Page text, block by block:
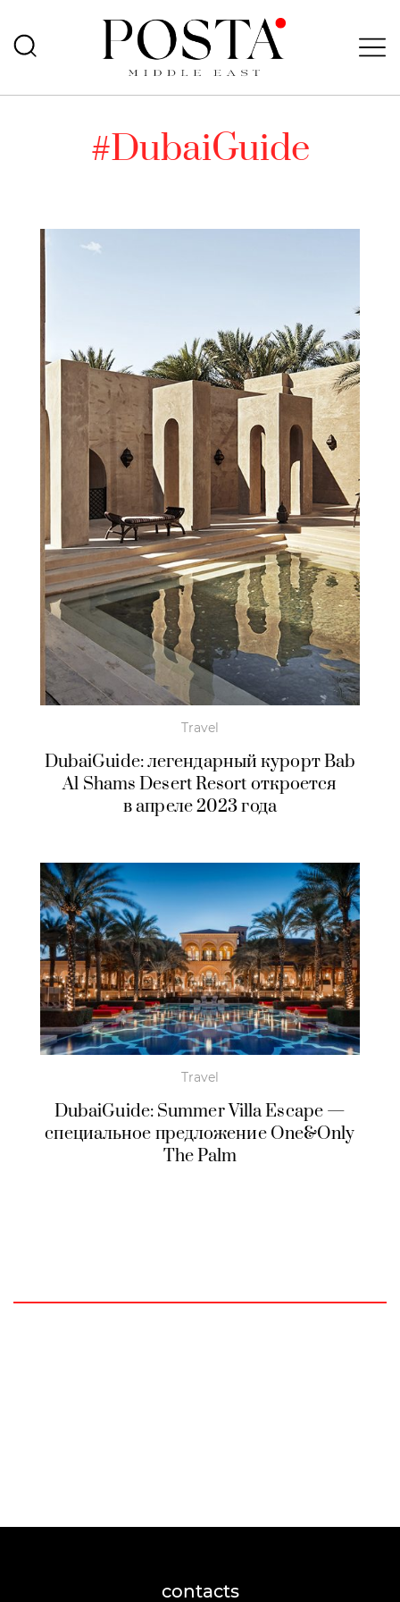
#DubaiGuide
Travel
DubaiGuide: легендарный курорт Bab
Al Shams Desert Resort откроется
в апреле 2023 года
Travel
DubaiGuide: Summer Villa Escape —
специальное предложение One&Only
The Palm
contacts